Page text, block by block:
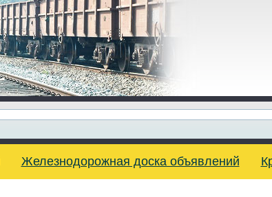
Железнодорожная доска объявлений